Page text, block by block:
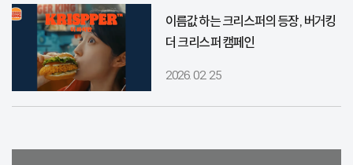
이름값 하는 크리스퍼의 등장, 버거킹
더 크리스퍼 캠페인
2026. 02. 25